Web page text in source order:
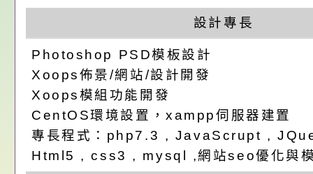
關（構）、學校、
名參加，請查照
家8月課程資訊」、
電影營」、「祖孫樂
「愛『原原』不絕-
樂會」、「邁向下一
列講座及成長團體」
轉知內政部函以，
員會函釋公務員留職
赴陸應申請許可一案
中興國民小學115學
期第1次第7-9招代課
甄選公告
本校「115學年度國
校課程計畫」核定一
轉知教育部國民及學
辦理「115年度教育
公告:桃園市政府腸
設計專長
Photoshop PSD模板設計
Xoops佈景/網站/設計開發
Xoops模組功能開發
CentOS環境設置，xampp伺服器建置
專長程式：php7.3 , JavaScrupt ,
Html5 , css3 , mysql ,網站seo優化與